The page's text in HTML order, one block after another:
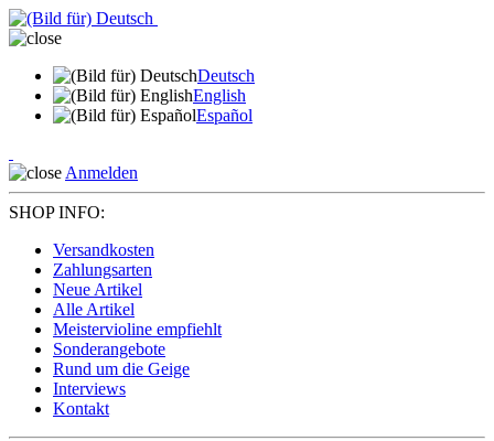
Deutsch
English
Español
Anmelden
SHOP INFO:
Versandkosten
Zahlungsarten
Neue Artikel
Alle Artikel
Meistervioline empfiehlt
Sonderangebote
Rund um die Geige
Interviews
Kontakt